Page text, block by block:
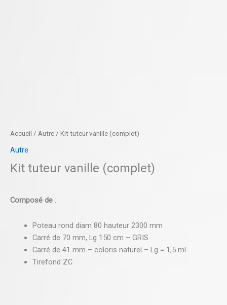
Accueil / Autre / Kit tuteur vanille (complet)
Autre
Kit tuteur vanille (complet)
Composé de :
Poteau rond diam 80 hauteur 2300 mm
Carré de 70 mm, Lg 150 cm – GRIS
Carré de 41 mm – coloris naturel – Lg = 1,5 ml
Tirefond ZC